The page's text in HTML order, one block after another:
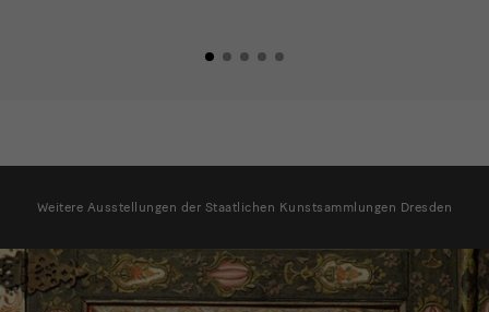
Weitere Ausstellungen der Staatlichen Kunstsammlungen Dresden